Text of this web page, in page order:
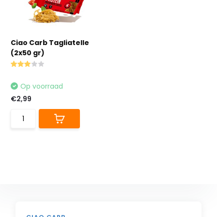
Ciao Carb Tagliatelle
(2x50 gr)
Op voorraad
€2,99